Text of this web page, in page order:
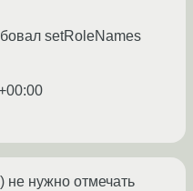
setRoleNames
не нужно отмечать